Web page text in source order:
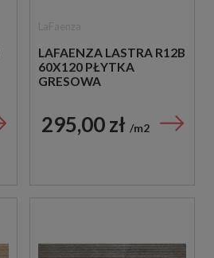
LAFAENZA LASTRA R12B
60X120 PŁYTKA
GRESOWA
295,00 zł m2